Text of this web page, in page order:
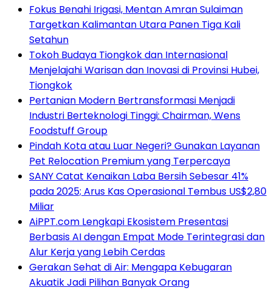
Fokus Benahi Irigasi, Mentan Amran Sulaiman
Targetkan Kalimantan Utara Panen Tiga Kali
Setahun
Tokoh Budaya Tiongkok dan Internasional
Menjelajahi Warisan dan Inovasi di Provinsi Hubei,
Tiongkok
Pertanian Modern Bertransformasi Menjadi
Industri Berteknologi Tinggi: Chairman, Wens
Foodstuff Group
Pindah Kota atau Luar Negeri? Gunakan Layanan
Pet Relocation Premium yang Terpercaya
SANY Catat Kenaikan Laba Bersih Sebesar 41%
pada 2025; Arus Kas Operasional Tembus US$2,80
Miliar
AiPPT.com Lengkapi Ekosistem Presentasi
Berbasis AI dengan Empat Mode Terintegrasi dan
Alur Kerja yang Lebih Cerdas
Gerakan Sehat di Air: Mengapa Kebugaran
Akuatik Jadi Pilihan Banyak Orang